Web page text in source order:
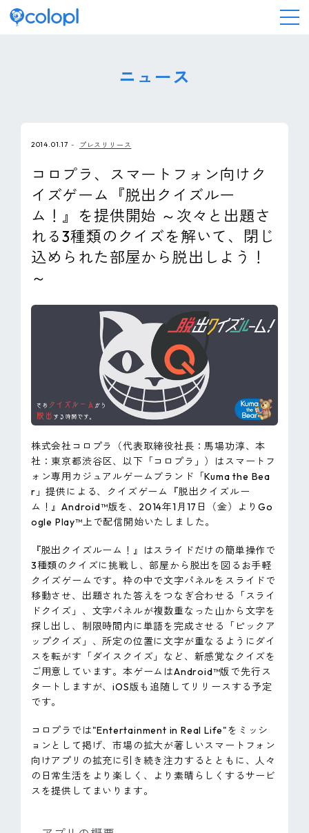
IR情報
採用情報
サステナビリティ
ニュース
2014.01.17 プレスリリース
コロプラ、スマートフォン向けク
イズゲーム『脱出クイズルー
ム！』を提供開始 ～次々と出題さ
れる3種類のクイズを解いて、閉じ
込められた部屋から脱出しよう！
～
株式会社コロプラ（代表取締役社長：馬場功淳、本
社：東京都渋谷区、以下「コロプラ」）はスマートフ
ォン専用カジュアルゲームブランド「Kuma the Bea
r」提供による、クイズゲーム『脱出クイズルー
ム！』Android™版を、2014年1月17日（金）よりGo
ogle Play™上で配信開始いたしました。
『脱出クイズルーム！』はスライドだけの簡単操作で
3種類のクイズに挑戦し、部屋から脱出を図るお手軽
クイズゲームです。枠の中で文字パネルをスライドで
移動させ、出題された答えをつなぎ合わせる「スライ
ドクイズ」、文字パネルが複数重なった山から文字を
探し出し、制限時間内に単語を完成させる「ピックア
ップクイズ」、所定の位置に文字が重なるようにダイ
スを転がす「ダイスクイズ」など、新感覚なクイズを
ご用意しています。本ゲームはAndroid™版で先行ス
タートしますが、iOS版も追随してリリースする予定
です。
コロプラでは"Entertainment in Real Life"をミッシ
ョンとして掲げ、市場の拡大が著しいスマートフォン
向けアプリの拡充に引き続き注力するとともに、人々
の日常生活をより楽しく、より素晴らしくするサービ
スを提供してまいります。